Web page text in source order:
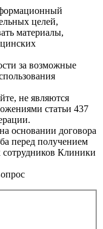
целей,
материалы,
за возможные
не являются
статьи 437
основании договора
перед получением
сотрудников Клиники